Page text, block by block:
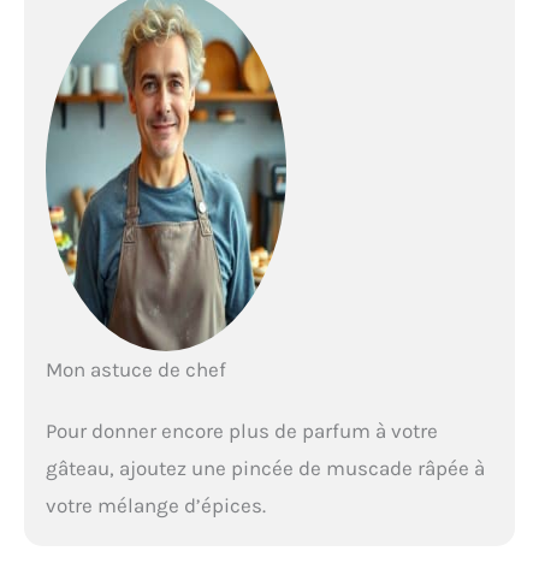
Mon astuce de chef
Pour donner encore plus de parfum à votre
gâteau, ajoutez une pincée de muscade râpée à
votre mélange d’épices.